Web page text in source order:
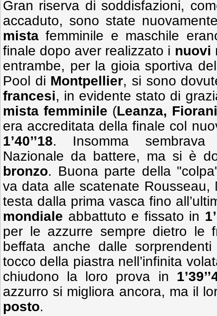
Gran riserva di soddisfazioni,
accaduto, sono state
mista femminile e maschile
finale dopo aver realizzato i nuovi
entrambe, per la gioia sportiva
Pool di Montpellier, si sono
francesi, in evidente stato di
mista femminile (Leanza,
era accreditata della finale col
1’40’’18. Insomma
Nazionale da battere, ma si è
bronzo. Buona parte della
va data alle scatenate Rousseau,
testa dalla prima vasca fino
mondiale abbattuto e fissato in
per le azzurre sempre dietro le
beffata anche dalle
tocco della piastra nell’infinita
chiudono la loro prova in
azzurro si migliora ancora, ma il
posto.